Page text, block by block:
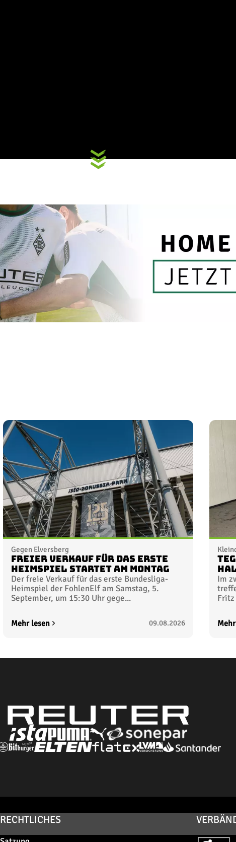
Gegen Elversberg
Freier Verkauf für das erste
Heimspiel startet am Montag
Der freie Verkauf für das erste Bundesliga-
Heimspiel der FohlenElf am Samstag, 5.
September, um 15:30 Uhr gege...
Mehr lesen 09.08.2026
Im
Fritz
RECHTLICHES